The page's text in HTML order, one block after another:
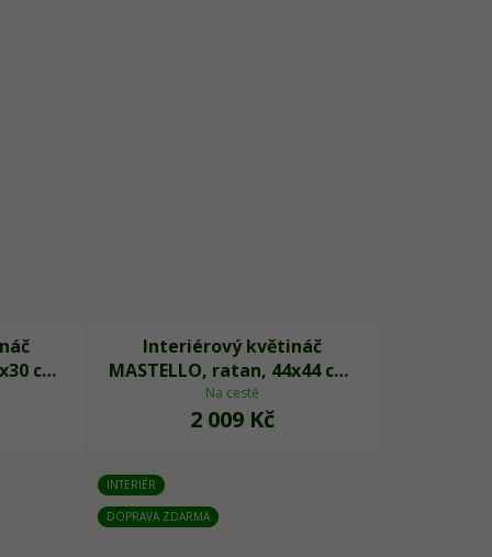
cm,
Interiérový květináč
MASTELLO, ratan, 44x44 cm,
natur
Na cestě
2 009 Kč
INTERIÉR
DOPRAVA ZDARMA